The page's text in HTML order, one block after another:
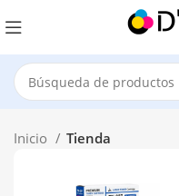
Inicio Tienda